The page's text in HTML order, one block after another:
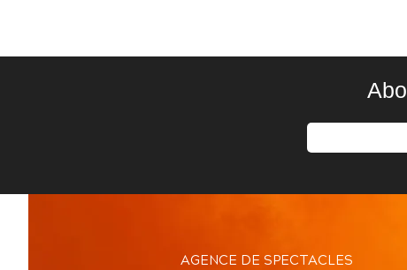
AGENCE DE SPECTACLES